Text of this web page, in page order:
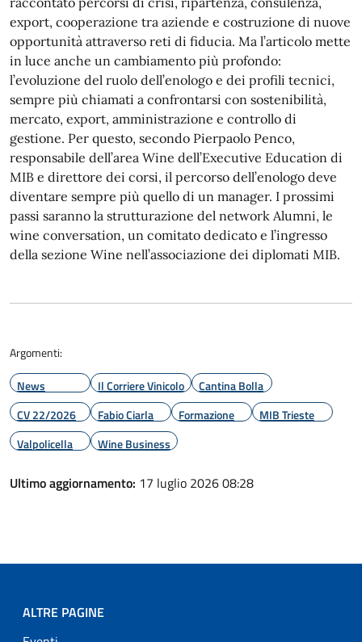
export, cooperazione tra aziende e costruzione di nuove
opportunità attraverso reti di fiducia. Ma l’articolo mette
in luce anche un cambiamento più profondo:
l’evoluzione del ruolo dell’enologo e dei profili tecnici,
sempre più chiamati a confrontarsi con sostenibilità,
mercato, export, amministrazione e controllo di
gestione. Per questo, secondo Pierpaolo Penco,
responsabile dell’area Wine dell’Executive Education di
MIB e direttore dei corsi, il percorso dell’enologo deve
diventare sempre più quello di un manager. I prossimi
passi saranno la strutturazione del network Alumni, le
wine conversation, un comitato dedicato e l’ingresso
della sezione Wine nell’associazione dei diplomati MIB.
Argomenti:
News
Il Corriere Vinicolo
Cantina Bolla
CV 22/2026
Fabio Ciarla Formazione
MIB Trieste
Valpolicella
Wine Business
Ultimo aggiornamento: 17 luglio 2026 08:28
ALTRE PAGINE